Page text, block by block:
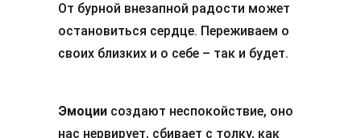
От бурной внезапной радости может
остановиться сердце. Переживаем о
своих близких и о себе – так и будет.
Эмоции создают неспокойствие, оно
нас нервирует, сбивает с толку, как